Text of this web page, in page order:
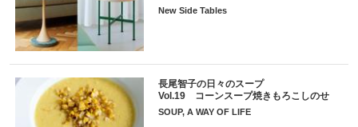
New Side Tables
長尾智子の日々のスープ
Vol.19 コーンスープ焼きもろこしのせ
SOUP, A WAY OF LIFE